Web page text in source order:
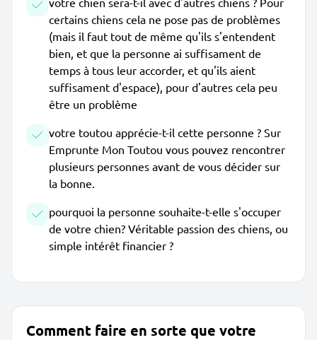
certains chiens cela ne pose pas de problèmes
(mais il faut tout de même qu'ils s'entendent
bien, et que la personne ai suffisament de
temps à tous leur accorder, et qu'ils aient
suffisament d'espace), pour d'autres cela peu
être un problème
votre toutou apprécie-t-il cette personne ? Sur
Emprunte Mon Toutou vous pouvez rencontrer
plusieurs personnes avant de vous décider sur
la bonne.
pourquoi la personne souhaite-t-elle s'occuper
de votre chien? Véritable passion des chiens, ou
simple intérêt financier ?
Comment faire en sorte que votre